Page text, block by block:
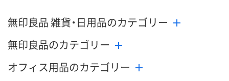
無印良品 雑貨・日用品のカテゴリー
無印良品のカテゴリー
オフィス用品のカテゴリー